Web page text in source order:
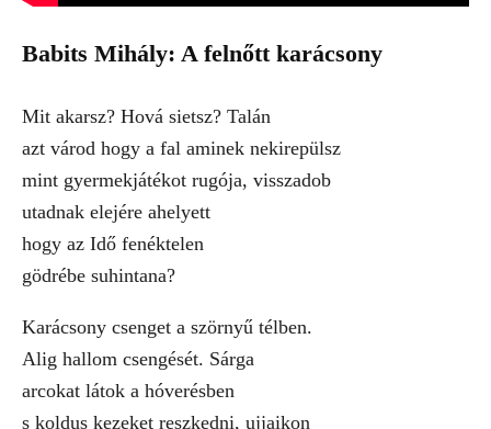
Babits Mihály: A felnőtt karácsony
Mit akarsz? Hová sietsz? Talán
azt várod hogy a fal aminek nekirepülsz
mint gyermekjátékot rugója, visszadob
utadnak elejére ahelyett
hogy az Idő fenéktelen
gödrébe suhintana?
Karácsony csenget a szörnyű télben.
Alig hallom csengését. Sárga
arcokat látok a hóverésben
s koldus kezeket reszkedni, ujjaikon